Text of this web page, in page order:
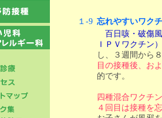
１-9 忘れやすいワク
百日咳・破傷
ＩＰＶワクチン）
し、３週間から
目の接種後、お
的です。
四種混合ワクチ
４回目は接種を